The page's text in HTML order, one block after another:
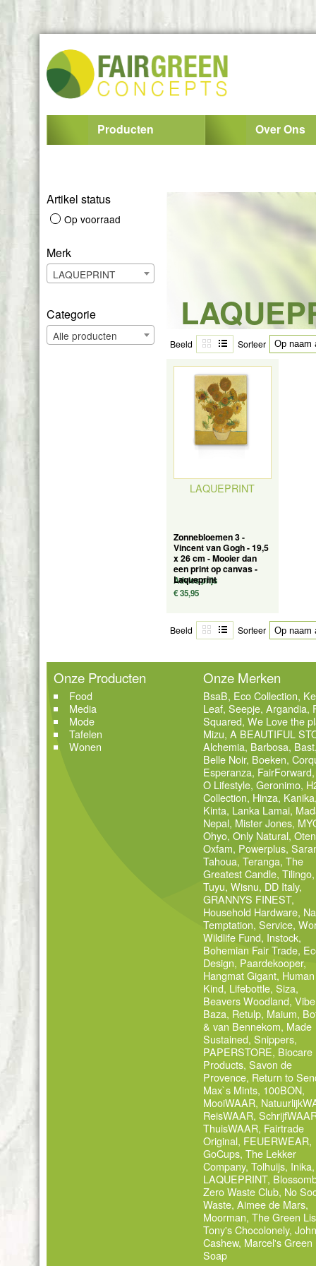
Producten Over Ons
Artikel status
Op voorraad
Merk
LAQUEPRINT
Categorie
Alle producten
Beeld Sorteer
LAQUEPRINT
Zonnebloemen 3 -
Vincent van Gogh - 19,5
x 26 cm - Mooier dan
een print op canvas -
Laqueprint
Advies prijs
€ 35,95
Beeld Sorteer
Onze Producten
Food
Media
Mode
Tafelen
Wonen
Onze Merken
BsaB, Eco Collection,
Leaf,Seepje,Argandia,
Squared,We Love the
Mizu,A BEAUTIFUL
Alchemia, Barbosa, Bast
Belle Noir, Boeken,
Esperanza, FairForward
O Lifestyle,Geronimo,
Collection, Hinza, Kanika
Kinta, Lanka Lamai,
Nepal, Mister Jones,
Ohyo,Only Natural,
Oxfam, Powerplus,
Tahoua,Teranga,The
Greatest Candle,Tilingo,
Tuyu,Wisnu, DD Italy,
GRANNYS FINEST,
Household Hardware,
Temptation,Service,
Wildlife Fund, Instock,
Bohemian Fair Trade,
Design, Paardekooper,
Hangmat Gigant,
Kind, Lifebottle,Siza,
Beavers Woodland,
Baza, Retulp, Maium,
& van Bennekom, Made
Sustained,Snippers,
PAPERSTORE, Biocare
Products,Savon de
Provence, Return to
Max`s Mints, 100BON,
MooiWAAR,
ReisWAAR,
ThuisWAAR, Fairtrade
Original, FEUERWEAR,
GoCups,The Lekker
Company,Tolhuijs, Inika,
LAQUEPRINT,
Zero Waste Club, No
Waste,Aimee de Mars,
Moorman,The Green
Tony's Chocolonely,
Cashew, Marcel's Green
Soap